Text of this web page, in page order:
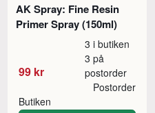
AK Spray: Fine Resin
Primer Spray (150ml)
99 kr
3 i butiken
3 på
postorder
Butiken
Postorder